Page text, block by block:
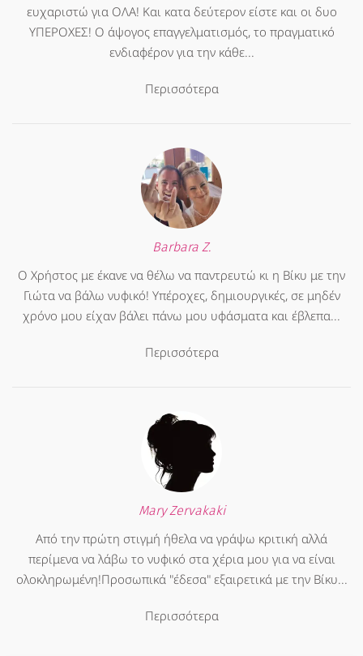
ευχαριστώ για ΟΛΑ! Και κατα δεύτερον είστε και οι δυο
ΥΠΕΡΟΧΕΣ! Ο άψογος επαγγελματισμός, το πραγματικό
ενδιαφέρον για την κάθε...
Περισσότερα
Barbara Z.
Ο Χρήστος με έκανε να θέλω να παντρευτώ κι η Βίκυ με την
Γιώτα να βάλω νυφικό! Υπέροχες, δημιουργικές, σε μηδέν
χρόνο μου είχαν βάλει πάνω μου υφάσματα και έβλεπα...
Περισσότερα
Mary Zervakaki
Από την πρώτη στιγμή ήθελα να γράψω κριτική αλλά
περίμενα να λάβω το νυφικό στα χέρια μου για να είναι
ολοκληρωμένη!Προσωπικά "έδεσα" εξαιρετικά με την Βίκυ...
Περισσότερα